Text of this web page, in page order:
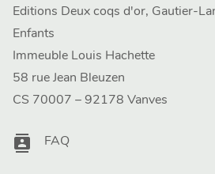
Editions Deux coqs d'or, Gautier-
Enfants
Immeuble Louis Hachette
58 rue Jean Bleuzen
CS 70007 – 92178 Vanves
contacts FAQ